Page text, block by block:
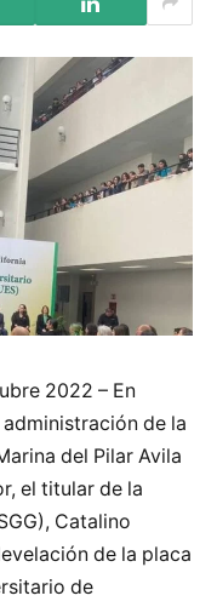
2022 – En
de la
del Pilar Avila
el titular de la
Catalino
de la placa
de